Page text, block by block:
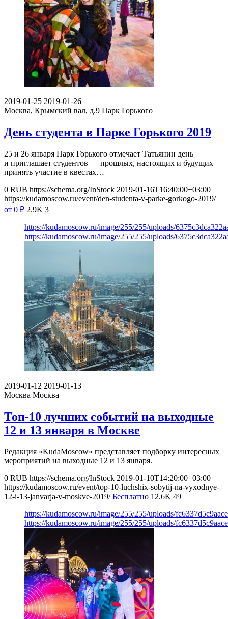
2019-01-25 2019-01-26
Москва, Крымский вал, д.9 Парк Горького
День студента в Парке Горького 2019
25 и 26 января Парк Горького отмечает Татьянин день
и приглашает студентов — прошлых, настоящих и будущих
принять участие в квестах…
0 RUB https://schema.org/InStock 2019-01-16T16:40:00+03:00
https://kudamoscow.ru/event/den-studenta-v-parke-gorkogo-2019/
от 0 ₽ 2.9K 3
https://kudamoscow.ru/image/255/255/uploads/
https://kudamoscow.ru/image/255/255/uploads/
2019-01-12 2019-01-13
Москва Москва
Топ-10 лучших событий на выходные
12 и 13 января в Москве
Редакция «KudaMoscow» представляет подборку интересных
мероприятий на выходные 12 и 13 января.
0 RUB https://schema.org/InStock 2019-01-10T14:20:00+03:00
https://kudamoscow.ru/event/top-10-luchshix-sobytij-na-vyxodnye-
12-i-13-janvarja-v-moskve-2019/ Бесплатно 12.6K 49
https://kudamoscow.ru/image/255/255/uploads/
https://kudamoscow.ru/image/255/255/uploads/